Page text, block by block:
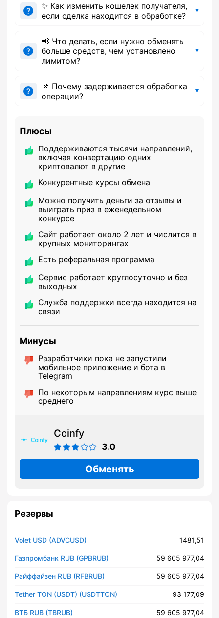
✨ Как изменить кошелек получателя,
если сделка находится в обработке?
📢 Что делать, если нужно обменять
больше средств, чем установлено
лимитом?
📌 Почему задерживается обработка
операции?
Плюсы
Поддерживаются тысячи направлений,
включая конвертацию одних
криптовалют в другие
Конкурентные курсы обмена
Можно получить деньги за отзывы и
выиграть приз в еженедельном
конкурсе
Сайт работает около 2 лет и числится в
крупных мониторингах
Есть реферальная программа
Сервис работает круглосуточно и без
выходных
Служба поддержки всегда находится на
связи
Минусы
Разработчики пока не запустили
мобильное приложение и бота в
Telegram
По некоторым направлениям курс выше
среднего
Coinfy
3.0
Обменять
Резервы
Volet USD (ADVCUSD) 1481,51
Газпромбанк RUB (GPBRUB) 59 605 977,04
Райффайзен RUB (RFBRUB) 59 605 977,04
Tether TON (USDT) (USDTTON) 93 177,09
ВТБ RUB (TBRUB) 59 605 977,04